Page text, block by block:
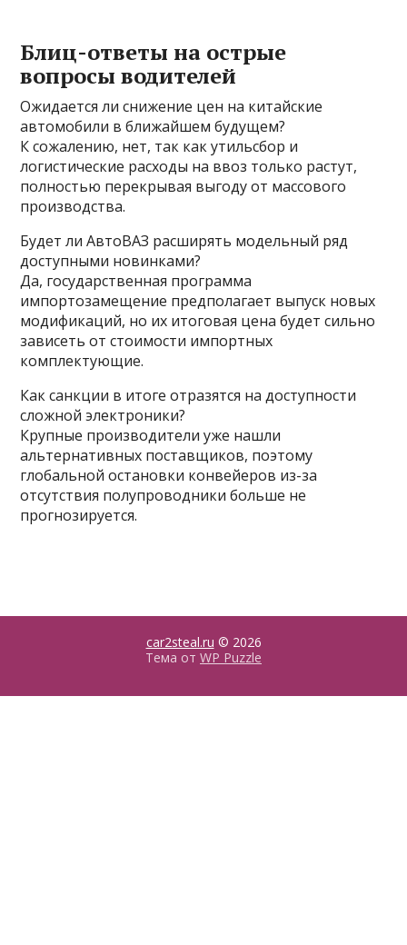
Блиц-ответы на острые
вопросы водителей
Ожидается ли снижение цен на китайские
автомобили в ближайшем будущем?
К сожалению, нет, так как утильсбор и
логистические расходы на ввоз только растут,
полностью перекрывая выгоду от массового
производства.
Будет ли АвтоВАЗ расширять модельный ряд
доступными новинками?
Да, государственная программа
импортозамещение предполагает выпуск новых
модификаций, но их итоговая цена будет сильно
зависеть от стоимости импортных
комплектующие.
Как санкции в итоге отразятся на доступности
сложной электроники?
Крупные производители уже нашли
альтернативных поставщиков, поэтому
глобальной остановки конвейеров из-за
отсутствия полупроводники больше не
прогнозируется.
car2steal.ru © 2026
Тема от WP Puzzle